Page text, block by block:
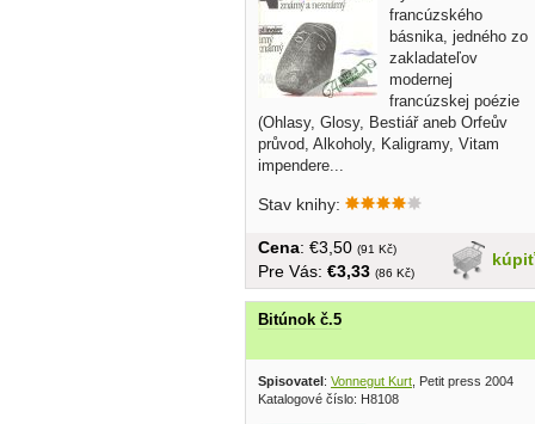
francúzského
básnika, jedného zo
zakladateľov
modernej
francúzskej poézie
(Ohlasy, Glosy, Bestiář aneb Orfeův
průvod, Alkoholy, Kaligramy, Vitam
impendere...
Stav knihy:
kúpiť
Cena: €3,50 (91 Kč)
Pre Vás: €3,33 (86 Kč)
Bitúnok č.5
Spisovatel: Vonnegut Kurt , Petit press 2004
Katalogové číslo: H8108